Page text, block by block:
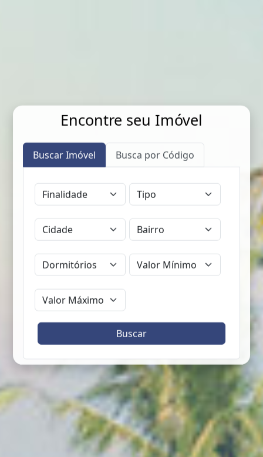
Encontre seu Imóvel
Buscar Imóvel Busca por Código
Buscar